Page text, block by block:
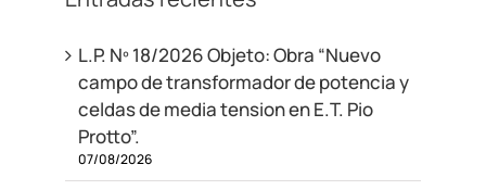
L.P. Nº 18/2026 Objeto: Obra “Nuevo
campo de transformador de potencia y
celdas de media tension en E.T. Pio
Protto”.
07/08/2026